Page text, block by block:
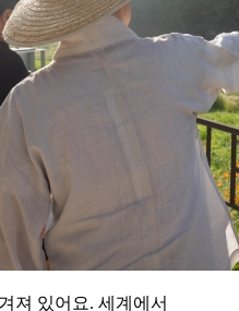
져 있어요. 세계에서